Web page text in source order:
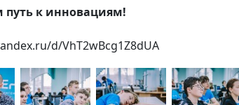
к инновациям!
d/VhT2wBcg1Z8dUA